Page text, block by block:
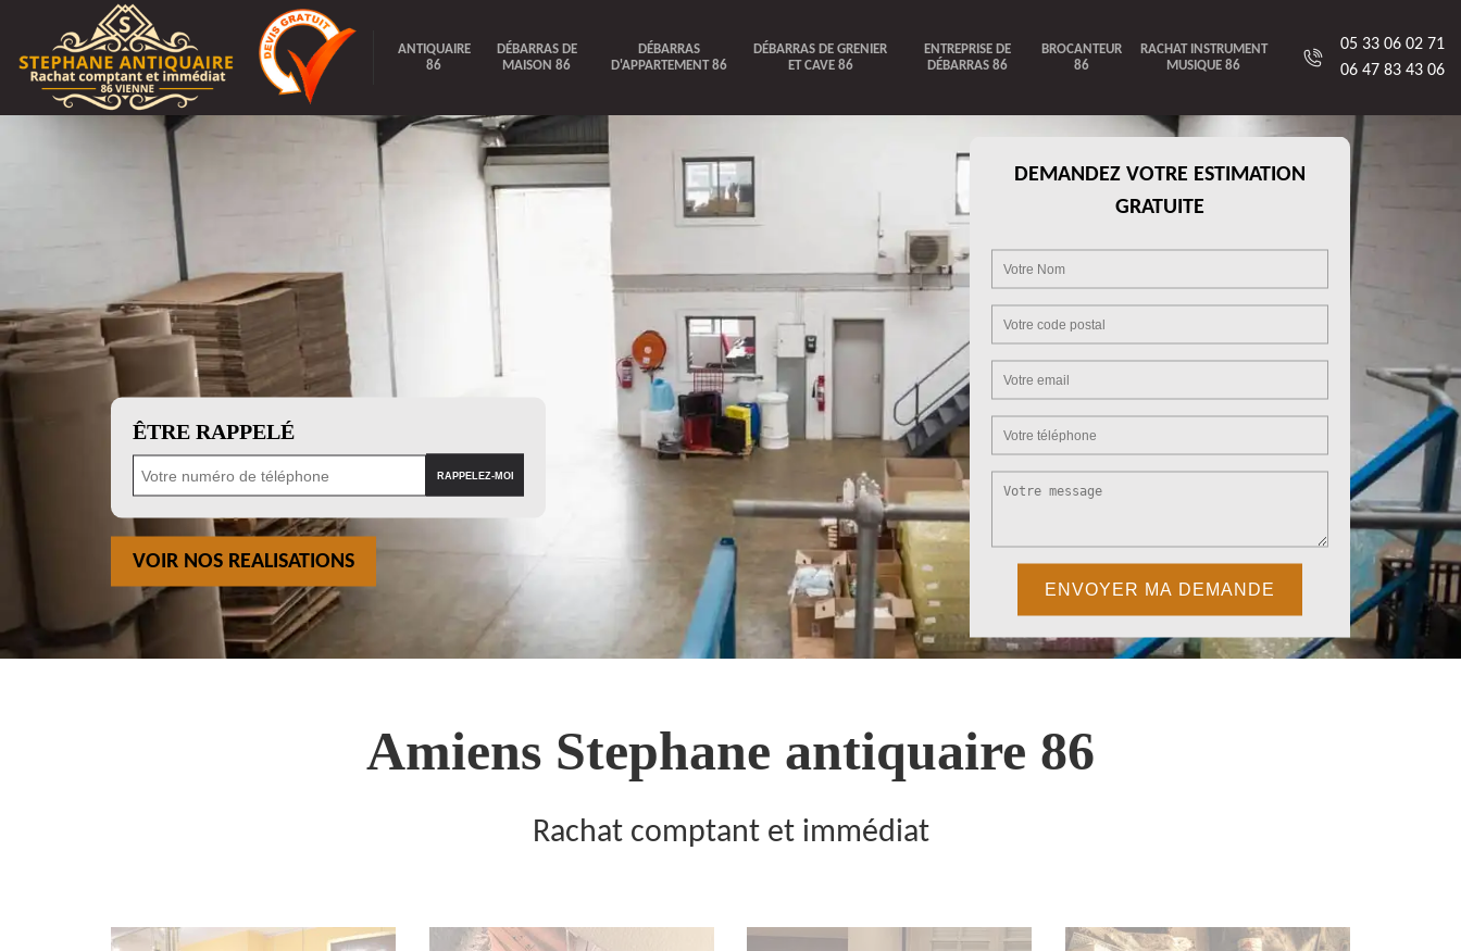
ANTIQUAIRE
86
DÉBARRAS DE
MAISON 86
DÉBARRAS
D'APPARTEMENT 86
DÉBARRAS DE GRENIER
ET CAVE 86
ENTREPRISE DE
DÉBARRAS 86
BROCANTEUR
86
RACHAT INSTRUMENT
MUSIQUE 86
05 33 06 02 71
06 47 83 43 06
ÊTRE RAPPELÉ
VOIR NOS REALISATIONS
DEMANDEZ VOTRE ESTIMATION
GRATUITE
Amiens Stephane antiquaire 86
Rachat comptant et immédiat